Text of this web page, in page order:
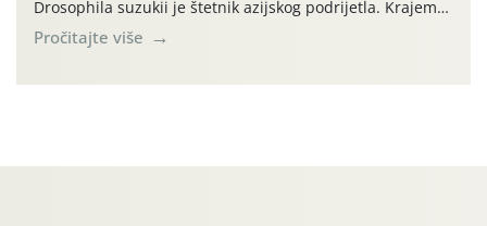
Drosophila suzukii je štetnik azijskog podrijetla. Krajem
2010. godine prvi puta je registriran u Hrvatskoj, a u
rujnu 2016. godine na našem su području zabilježene
Pročitajte više